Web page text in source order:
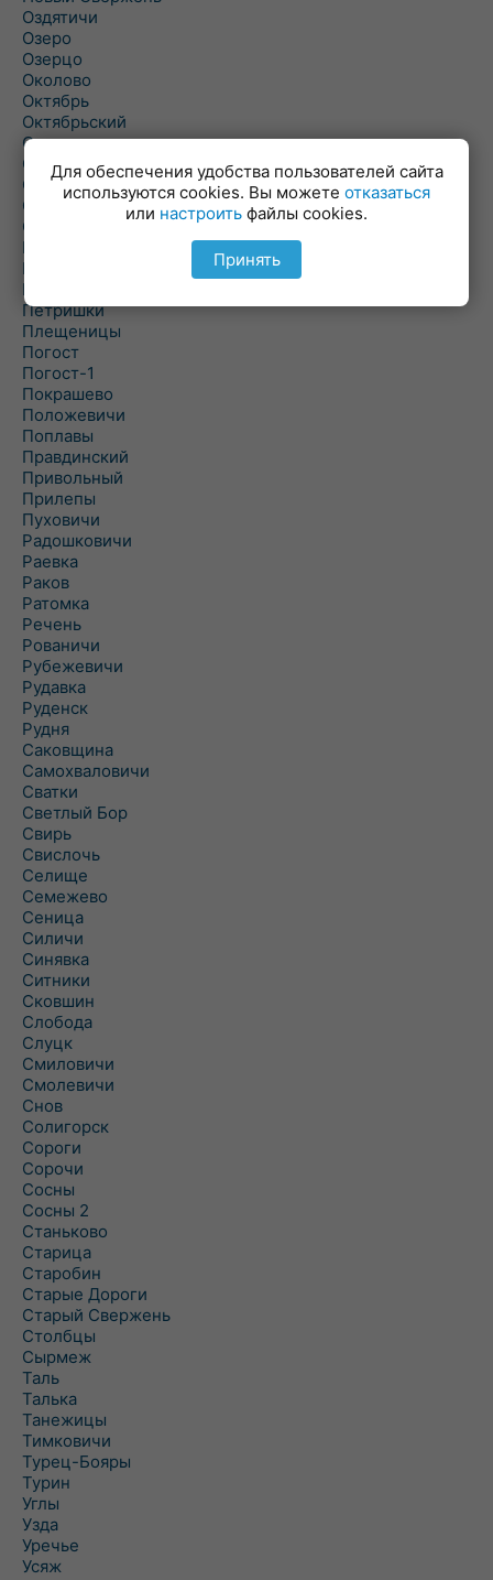
Оздятичи
Озеро
Озерцо
Околово
Октябрь
Октябрьский
Олехновичи
Омговичи
Оношки
Осовец
Острошицкий Городок
Пасека
Пастовичи
Першаи
Петришки
Плещеницы
Погост
Погост-1
Покрашево
Положевичи
Поплавы
Правдинский
Привольный
Прилепы
Пуховичи
Радошковичи
Раевка
Раков
Ратомка
Речень
Рованичи
Рубежевичи
Рудавка
Руденск
Рудня
Саковщина
Самохваловичи
Сватки
Светлый Бор
Свирь
Свислочь
Селище
Семежево
Сеница
Силичи
Синявка
Ситники
Сковшин
Слобода
Слуцк
Смиловичи
Смолевичи
Снов
Солигорск
Сороги
Сорочи
Сосны
Сосны 2
Станьково
Старица
Старобин
Старые Дороги
Старый Свержень
Столбцы
Сырмеж
Таль
Талька
Танежицы
Тимковичи
Турец-Бояры
Турин
Углы
Узда
Уречье
Усяж
Для обеспечения удобства пользователей сайта
используются cookies. Вы можете отказаться
или настроить файлы cookies.
Принять